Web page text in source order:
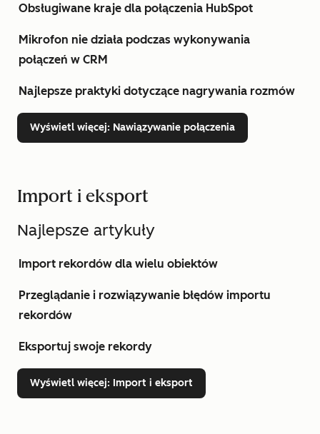
Obsługiwane kraje dla połączenia HubSpot
Mikrofon nie działa podczas wykonywania
połączeń w CRM
Najlepsze praktyki dotyczące nagrywania rozmów
Wyświetl więcej: Nawiązywanie połączenia
Import i eksport
Najlepsze artykuły
Import rekordów dla wielu obiektów
Przeglądanie i rozwiązywanie błędów importu
rekordów
Eksportuj swoje rekordy
Wyświetl więcej: Import i eksport